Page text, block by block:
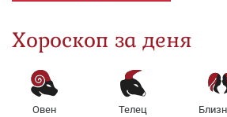
Хороскоп за деня
Овен Телец